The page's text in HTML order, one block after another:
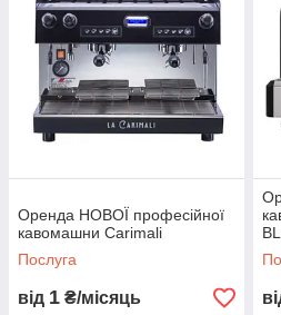
Оренда НОВОЇ професійної
кавомашни Carimali
Послуга
від 1 ₴/місяць